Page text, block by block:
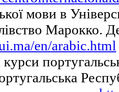
мови в
Марокко.
en/arabic.html